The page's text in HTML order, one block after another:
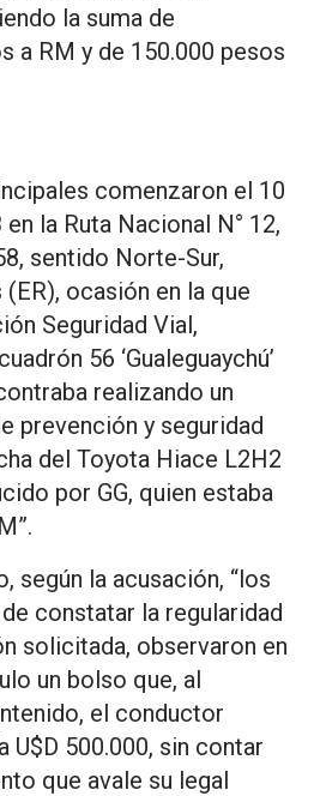
la suma de
a RM y de 150.000 pesos
comenzaron el 10
la Ruta Nacional N° 12,
sentido Norte-Sur,
ocasión en la que
Seguridad Vial,
56 ‘Gualeguaychú’
realizando un
prevención y seguridad
del Toyota Hiace L2H2
por GG, quien estaba
según la acusación, “los
constatar la regularidad
solicitada, observaron en
un bolso que, al
el conductor
U$D 500.000, sin contar
que avale su legal